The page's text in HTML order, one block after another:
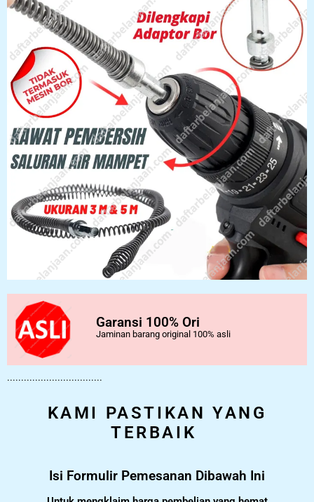
Garansi 100% Ori
Jaminan barang original 100% asli
..................................
KAMI PASTIKAN YANG
TERBAIK
Isi Formulir Pemesanan Dibawah Ini